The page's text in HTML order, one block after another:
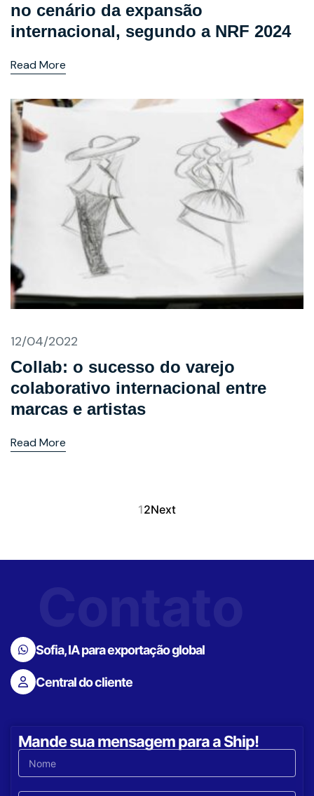
no cenário da expansão
internacional, segundo a NRF 2024
Read More
12/04/2022
Collab: o sucesso do varejo
colaborativo internacional entre
marcas e artistas
Read More
12Next
Sofia, IA para exportação global
Central do cliente
Mande sua mensagem para a Ship!